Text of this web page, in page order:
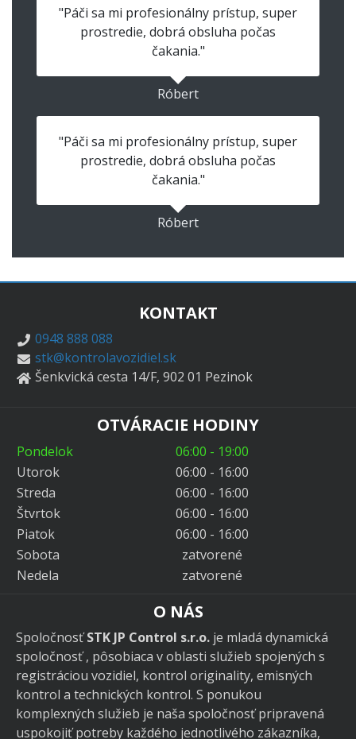
"Páči sa mi profesionálny prístup, super
prostredie, dobrá obsluha počas
čakania."
Róbert
"Páči sa mi profesionálny prístup, super
prostredie, dobrá obsluha počas
čakania."
Róbert
KONTAKT
0948 888 088
stk@kontrolavozidiel.sk
Šenkvická cesta 14/F, 902 01 Pezinok
OTVÁRACIE HODINY
Pondelok
06:00 - 19:00
Utorok
06:00 - 16:00
Streda
06:00 - 16:00
Štvrtok
06:00 - 16:00
Piatok
06:00 - 16:00
Sobota
zatvorené
Nedela
zatvorené
O NÁS
SpoločnosťSTK JP Control s.r.o. je mladá dynamická
spoločnosť , pôsobiaca v oblasti služieb spojených s
registráciou vozidiel, kontrol originality, emisných
kontrol a technických kontrol. S ponukou
komplexných služieb je naša spoločnosť pripravená
uspokojiť potreby každého jednotlivého zákazníka,